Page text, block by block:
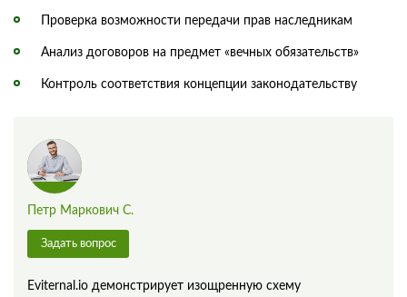
Проверка возможности передачи прав наследникам
Анализ договоров на предмет «вечных обязательств»
Контроль соответствия концепции законодательству
Петр Маркович С.
Задать вопрос
Eviternal.io демонстрирует изощренную схему